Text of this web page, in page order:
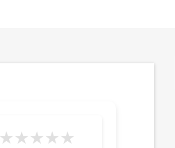
★★★★★